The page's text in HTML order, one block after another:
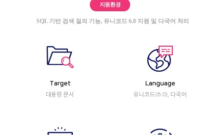
지원환경
SQL 기반 검색 질의 기능, 유니코드 6.0 지원 및 다국어 처리
Target
대용량 문서
Language
유니코드(6.0), 다국어